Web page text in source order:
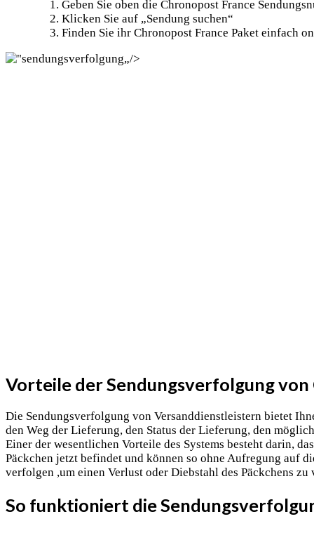
Geben Sie oben die Chronopost France
Klicken Sie auf „Sendung suchen“
Finden Sie ihr Chronopost France Paket einfach
„/>
Vorteile der Sendungsverfolgung
Die Sendungsverfolgung von Versanddienstleistern bietet
den Weg der Lieferung, den Status der Lieferung, den
Einer der wesentlichen Vorteile des Systems besteht darin,
Päckchen jetzt befindet und können so ohne Aufregung auf
verfolgen ,um einen Verlust oder Diebstahl des Päckchens zu
So funktioniert die